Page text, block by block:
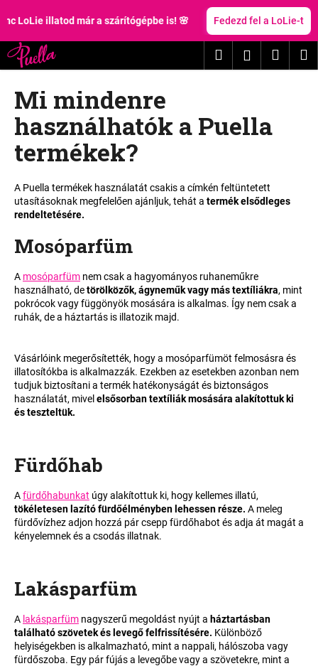
tartalomhoz
illatod már a szárítógépbe is! 🌸 Fedezd fel a LoLie-t
Keresés Kosár
Mi mindenre
használhatók a Puella
termékek?
A Puella termékek használatát csakis a címkén feltüntetett
utasításoknak megfelelően ajánljuk, tehát a termék elsődleges
rendeltetésére.
Mosóparfüm
A mosóparfüm nem csak a hagyományos ruhaneműkre
használható, detörölközők, ágyneműk vagy más textíliákra, mint
pokrócok vagy függönyök mosására is alkalmas. Így nem csak a
ruhák, de a háztartás is illatozik majd.
Vásárlóink megerősítették, hogy a mosóparfümöt felmosásra és
illatosítókba is alkalmazzák. Ezekben az esetekben azonban nem
tudjuk biztosítani a termék hatékonyságát és biztonságos
használatát, mivel elsősorban textíliák mosására alakítottuk ki
és teszteltük.
Fürdőhab
Afürdőhabunkat úgy alakítottuk ki, hogy kellemes illatú,
tökéletesen lazító fürdőélményben lehessen része. A meleg
fürdővízhez adjon hozzá pár csepp fürdőhabot és adja át magát a
kényelemnek és a csodás illatnak.
Lakásparfüm
A lakásparfüm nagyszerű megoldást nyújt a háztartásban
található szövetek és levegő felfrissítésére. Különböző
helyiségekben is alkalmazható, mint a nappali, hálószoba vagy
fürdőszoba. Egy pár fújás a levegőbe vagy a szövetekre, mint a
o
s
á
M
i
t
k
e
e
s
?
KERESÉS
A
j
á
n
u
k